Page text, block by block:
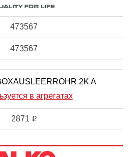
473567
473567
2K A
в агрегатах
2871 i